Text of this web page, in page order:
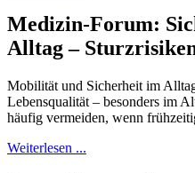
Medizin-Forum:
Alltag –
Mobilität und Sicherheit im
Lebensqualität – besonders im
häufig vermeiden, wenn
Weiterlesen ...